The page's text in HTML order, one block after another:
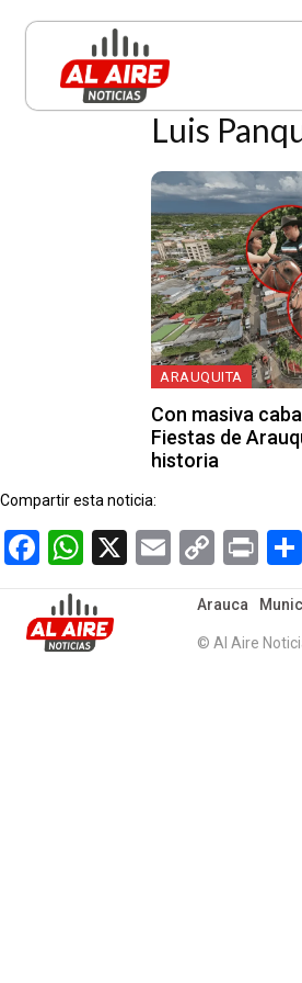
Luis
ARAUQUITA
Con masiva
Fiestas de
historia
Compartir esta noticia:
Facebook
WhatsApp
X EmailCopy
Arauca
© Al Aire